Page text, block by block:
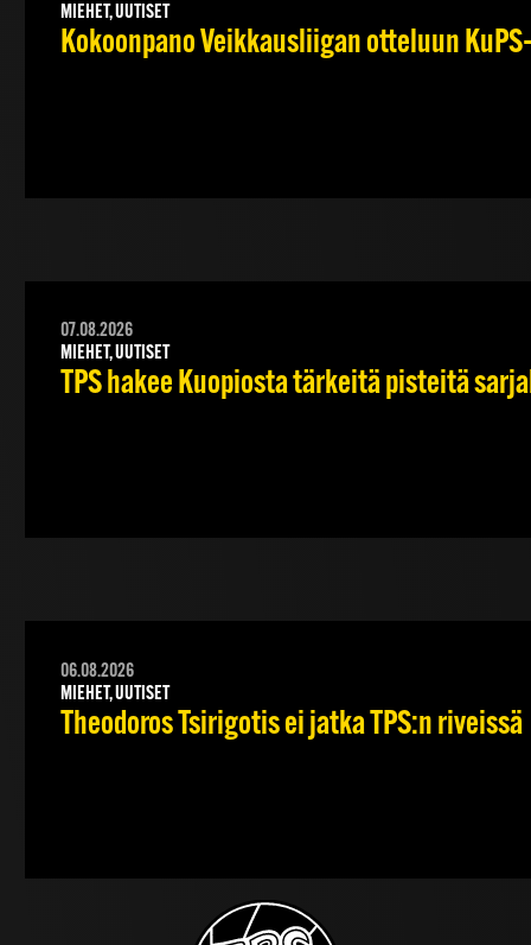
MIEHET, UUTISET
Kokoonpano Veikkausliigan otteluun
07.08.2026
MIEHET, UUTISET
TPS hakee Kuopiosta tärkeitä pisteitä
06.08.2026
MIEHET, UUTISET
Theodoros Tsirigotis ei jatka TPS:n riveissä